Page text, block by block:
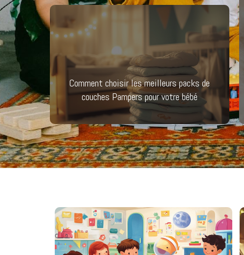
Comment choisir les meilleurs packs de
couches Pampers pour votre bébé